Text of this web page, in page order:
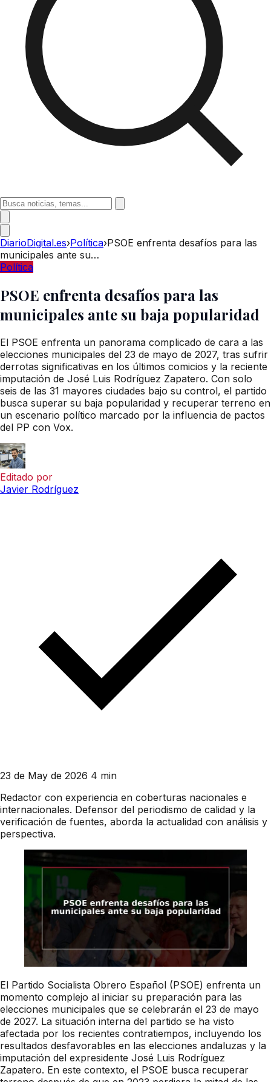
DiarioDigital.es›Política›PSOE enfrenta desafíos para las
municipales ante su…
Política
PSOE enfrenta desafíos para las
municipales ante su baja popularidad
El PSOE enfrenta un panorama complicado de cara a las
elecciones municipales del 23 de mayo de 2027, tras sufrir
derrotas significativas en los últimos comicios y la reciente
imputación de José Luis Rodríguez Zapatero. Con solo
seis de las 31 mayores ciudades bajo su control, el partido
busca superar su baja popularidad y recuperar terreno en
un escenario político marcado por la influencia de pactos
del PP con Vox.
Editado por
Javier Rodríguez
23 de May de 2026 4 min
Redactor con experiencia en coberturas nacionales e
internacionales. Defensor del periodismo de calidad y la
verificación de fuentes, aborda la actualidad con análisis y
perspectiva.
El Partido Socialista Obrero Español (PSOE) enfrenta un
momento complejo al iniciar su preparación para las
elecciones municipales que se celebrarán el 23 de mayo
de 2027. La situación interna del partido se ha visto
afectada por los recientes contratiempos, incluyendo los
resultados desfavorables en las elecciones andaluzas y la
imputación del expresidente José Luis Rodríguez
Zapatero. En este contexto, el PSOE busca recuperar